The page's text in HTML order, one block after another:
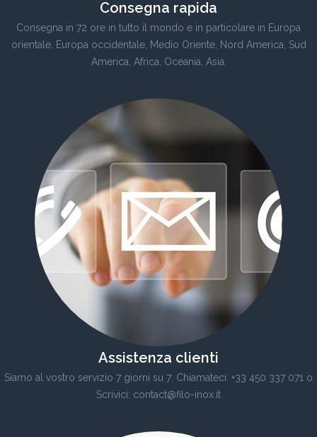
Consegna rapida
Consegna in 72 ore in tutto il mondo e in particolare in Europa
orientale, Europa occidentale, Medio Oriente, Nord America, Sud
America, Africa, Oceania, Asia.
Assistenza clienti
Siamo al vostro servizio 7 giorni su 7: Chiamateci: +33 450 337 071 o
Scrivici: contact@filo-inox.it